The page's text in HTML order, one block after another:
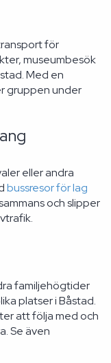
för
museumbesök
Med en
gruppen under
eller andra
bussresor för lag
och slipper
familjehögtider
platser i Båstad.
att följa med och
Se även